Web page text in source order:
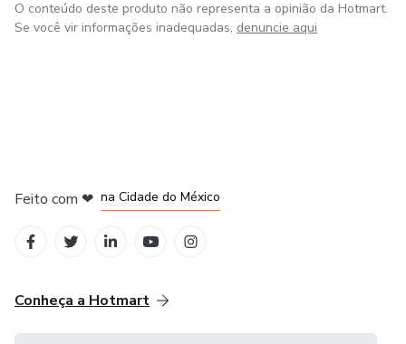
✔ Como regularizar um MEI atrasado
Além do eBook, você também recebe:
📋 Checklist completo para abrir seu MEI
📄 Modelo de emissão de nota fiscal
O conteúdo deste produto não representa a opinião da Hotmart.
Se você vir informações inadequadas, denuncie aqui
Feito com ❤ na Cidade do México
Conheça a Hotmart